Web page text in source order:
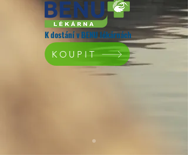
K dostání v BENU lékárnách
KOUPIT